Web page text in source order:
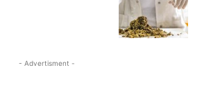
- Advertisment -